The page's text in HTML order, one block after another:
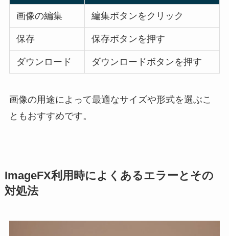
画像の編集 編集ボタンをクリック
保存 保存ボタンを押す
ダウンロード ダウンロードボタンを押す
画像の用途によって最適なサイズや形式を選ぶこ
ともおすすめです。
ImageFX利用時によくあるエラーとその
対処法